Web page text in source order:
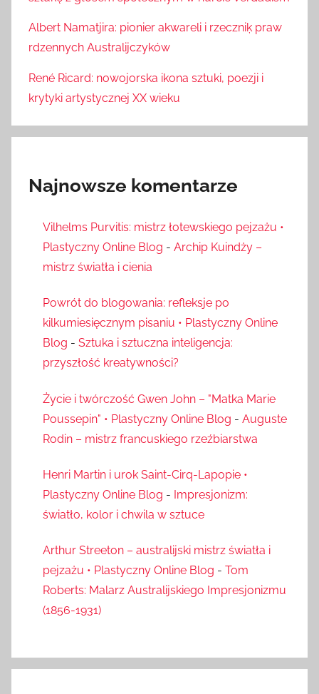
Albert Namatjira: pionier akwareli i rzeczniķ praw
rdzennych Australijczyków
René Ricard: nowojorska ikona sztuki, poezji i
krytyki artystycznej XX wieku
Najnowsze komentarze
Vilhelms Purvitis: mistrz łotewskiego pejzażu •
Plastyczny Online Blog - Archip Kuindży –
mistrz światła i cienia
Powrót do blogowania: refleksje po
kilkumiesięcznym pisaniu • Plastyczny Online
Blog - Sztuka i sztuczna inteligencja:
przyszłość kreatywności?
Życie i twórczość Gwen John – "Matka Marie
Poussepin" • Plastyczny Online Blog - Auguste
Rodin – mistrz francuskiego rzeźbiarstwa
Henri Martin i urok Saint-Cirq-Lapopie •
Plastyczny Online Blog - Impresjonizm:
światło, kolor i chwila w sztuce
Arthur Streeton – australijski mistrz światła i
pejzażu • Plastyczny Online Blog - Tom
Roberts: Malarz Australijskiego Impresjonizmu
(1856-1931)